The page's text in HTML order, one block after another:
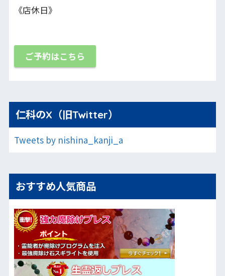
《店休日》
ご予約はこちら
仁科のX（旧Twitter）
Tweets by nishina_kanji_a
おすすめ人気商品